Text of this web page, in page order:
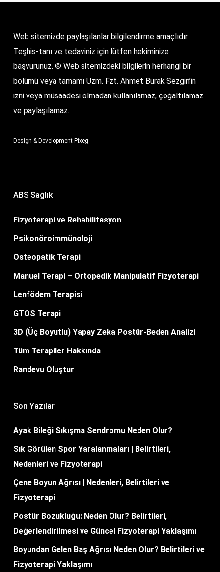
Web sitemizde paylaşılanlar bilgilendirme amaçlıdır.
Teşhis-tanı ve tedaviniz için lütfen hekiminize
başvurunuz. © Web sitemizdeki bilgilerin herhangi bir
bölümü veya tamamı Uzm. Fzt. Ahmet Burak Sezgin’in
izni veya müsaadesi olmadan kullanılamaz, çoğaltılamaz
ve paylaşılamaz.
Design & Development Pixeg
ABS Sağlık
Fizyoterapi ve Rehabilitasyon
Psikonöroimmünoloji
Osteopatik Terapi
Manuel Terapi – Ortopedik Manipulatif Fizyoterapi
Lenfödem Terapisi
GTOS Terapi
3D (Üç Boyutlu) Yapay Zeka Postür-Beden Analizi
Tüm Terapiler Hakkında
Randevu Oluştur
Son Yazılar
Ayak Bileği Sıkışma Sendromu Neden Olur?
Sık Görülen Spor Yaralanmaları | Belirtileri,
Nedenleri ve Fizyoterapi
Çene Boyun Ağrısı | Nedenleri, Belirtileri ve
Fizyoterapi
Postür Bozukluğu: Neden Olur? Belirtileri,
Değerlendirilmesi ve Güncel Fizyoterapi Yaklaşımı
Boyundan Gelen Baş Ağrısı Neden Olur? Belirtileri ve
Fizyoterapi Yaklaşımı